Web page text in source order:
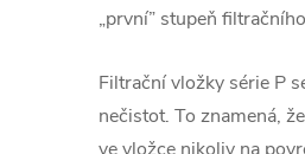
„první” stupeň
Filtrační vložky série P
nečistot. To znamená,